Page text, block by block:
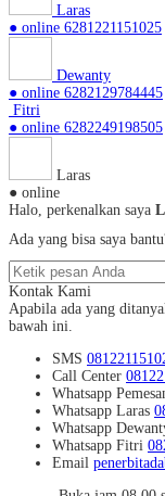
Laras
● online 6281221151025
Dewanty
● online 6282129784445
Fitri
● online 6282249198505
Laras
● online
Halo, perkenalkan saya
Ada yang bisa saya
Kontak Kami
Apabila ada yang
bawah ini.
SMS
Call Center
Whatsapp
Whatsapp Laras
Whatsapp
Whatsapp Fitri
Email